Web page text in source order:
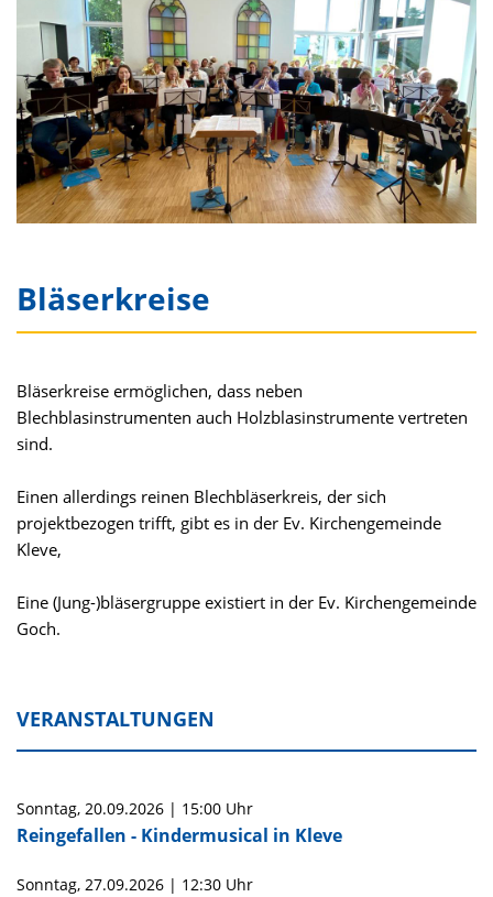
Bläserkreise
Bläserkreise ermöglichen, dass neben
Blechblasinstrumenten auch Holzblasinstrumente vertreten
sind.
Einen allerdings reinen Blechbläserkreis, der sich
projektbezogen trifft, gibt es in der Ev. Kirchengemeinde
Kleve,
Eine (Jung-)bläsergruppe existiert in der Ev. Kirchengemeinde
Goch.
VERANSTALTUNGEN
Sonntag, 20.09.2026 | 15:00 Uhr
Reingefallen - Kindermusical in Kleve
Sonntag, 27.09.2026 | 12:30 Uhr